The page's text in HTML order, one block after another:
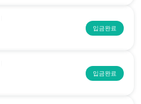
입금완료
입금완료